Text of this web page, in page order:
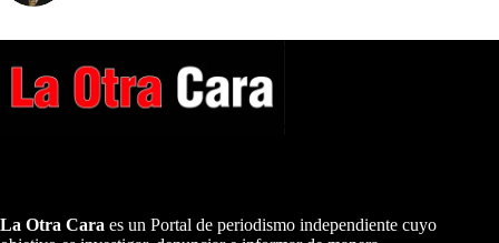
La Otra Cara es un Portal de periodismo independiente cuyo